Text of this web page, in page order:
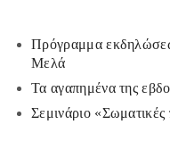
k
Πρόγραμμα
Μελά
Τα αγαπημένα της
Σεμινάριο «Σωματικές